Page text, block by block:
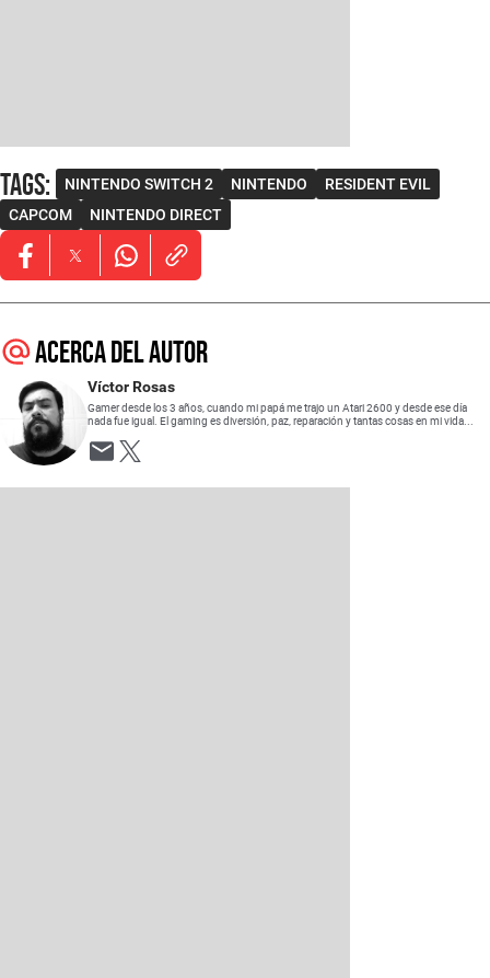
Tags: NINTENDO SWITCH 2 NINTENDO
RESIDENT EVIL
CAPCOM
NINTENDO DIRECT
Opens in new window
Opens in new window
Opens in new window
Acerca del autor
Víctor Rosas
Gamer desde los 3 años, cuando mi papá me trajo un Atari 2600 y desde ese día
nada fue igual. El gaming es diversión, paz, reparación y tantas cosas en mi vida...
Opens in new window